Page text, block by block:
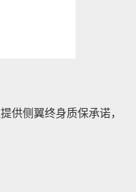
供侧翼终身质保承诺，